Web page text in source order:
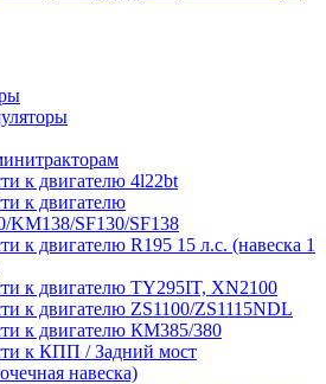
к двигателю 4l22bt
к двигателю
KM138/SF130/SF138
к двигателю R195 15 л.с. (навеска 1
к двигателю TY295IT, XN2100
к двигателю ZS1100/ZS1115NDL
к двигателю КМ385/380
к КПП / Задний мост
навеска)